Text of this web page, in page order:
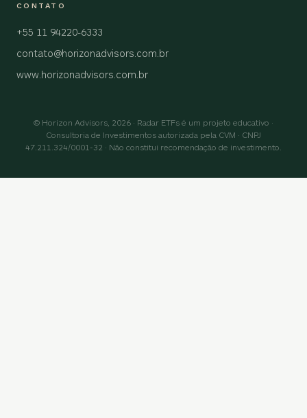
CONTATO
+55 11 94220-6333
contato@horizonadvisors.com.br
www.horizonadvisors.com.br
© Horizon Advisors, 2026 · Radar ETFs é um projeto educativo ·
Consultoria de Investimentos autorizada pela CVM · CNPJ
47.211.324/0001-32 · Não constitui recomendação de investimento.